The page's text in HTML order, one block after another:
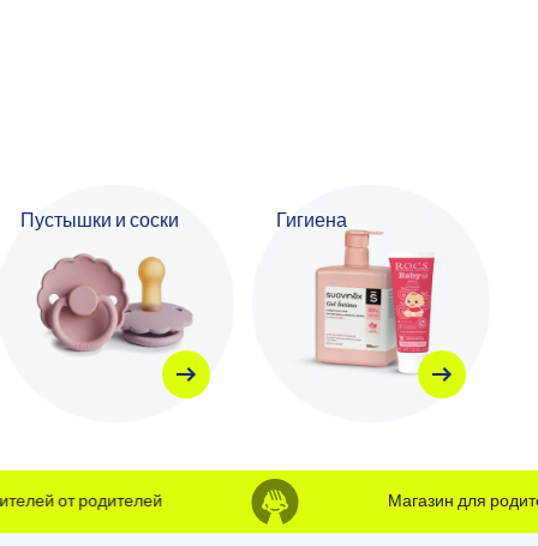
Пустышки и соски Гигиена
от родителей Магазин для